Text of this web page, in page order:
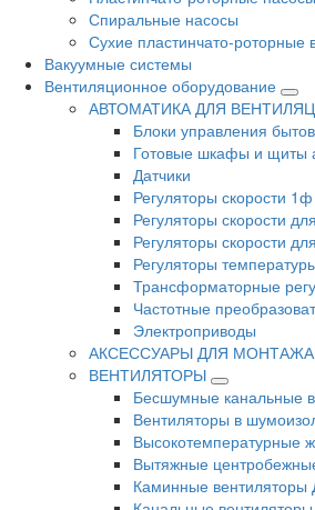
Спиральные насосы
Сухие пластинчато-
Вакуумные системы
Вентиляционное оборудование
АВТОМАТИКА ДЛЯ
Блоки управления
Готовые шкафы и щиты
Датчики
Регуляторы скорости
Регуляторы скорости
Регуляторы скорости
Регуляторы
Трансформаторные
Частотные
Электроприводы
АКСЕССУАРЫ ДЛЯ МОНТАЖА
ВЕНТИЛЯТОРЫ
Бесшумные канальные
Вентиляторы в
Высокотемпературные
Вытяжные
Каминные